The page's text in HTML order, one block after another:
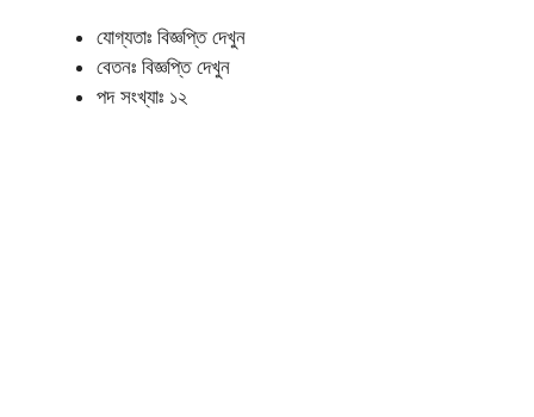
যোগ্যতাঃ বিজ্ঞপ্তি দেখুন
বেতনঃ বিজ্ঞপ্তি দেখুন
পদ সংখ্যাঃ ১২